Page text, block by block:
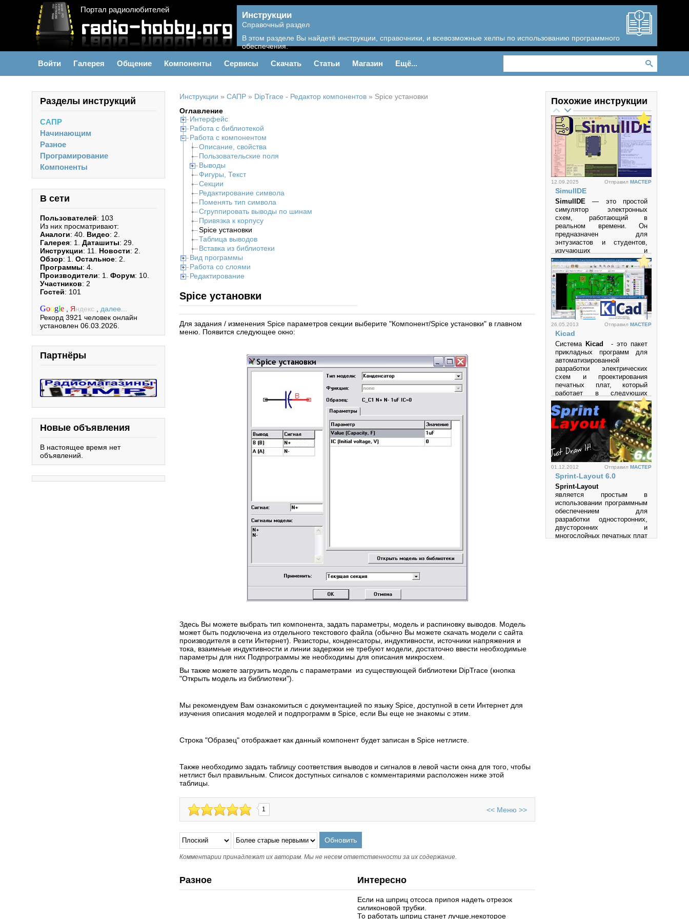
Портал радиолюбителей
Инструкции
Справочный раздел
В этом разделе Вы найдетё инструкции, справочники, и всевозможные хелпы по использованию программного
обеспечения.
Войти Галерея Общение Компоненты Сервисы Скачать Статьи Магазин Ещё...
Разделы инструкций
САПР
Начинающим
Разное
Програмирование
Компоненты
В сети
Пользователей: 103
Из них просматривают:
Аналоги: 40. Видео: 2.
Галерея: 1. Даташиты: 29.
Инструкции: 11. Новости: 2.
Обзор: 1. Остальное: 2.
Программы: 4.
Производители: 1. Форум: 10.
Участников: 2
Гостей: 101
Google Яндекс
далее...
Рекорд 3921 человек онлайн
установлен 06.03.2026.
Партнёры
Новые объявления
В настоящее время нет
объявлений.
Инструкции » САПР » DipTrace - Редактор компонентов » Spice установки
Оглавление
Интерфейс
Работа с библиотекой
Работа с компонентом
Описание, свойства
Пользовательские поля
Выводы
Фигуры, Текст
Секции
Редактирование символа
Поменять тип символа
Сгруппировать выводы по шинам
Привязка к корпусу
Spice установки
Таблица выводов
Вставка из библиотеки
Вид программы
Работа со слоями
Редактирование
Spice установки
Для задания / изменения Spice параметров секции выберите "Компонент/Spice установки" в главном
меню. Появится следующее окно:
Здесь Вы можете выбрать тип компонента, задать параметры, модель и распиновку выводов. Модель
может быть подключена из отдельного текстового файла (обычно Вы можете скачать модели с сайта
производителя в сети Интернет). Резисторы, конденсаторы, индуктивности, источники напряжения и
тока, взаимные индуктивности и линии задержки не требуют модели, достаточно ввести необходимые
параметры для них Подпрограммы же необходимы для описания микросхем.
Вы также можете загрузить модель с параметрами из существующей библиотеки DipTrace (кнопка
"Открыть модель из библиотеки").
Мы рекомендуем Вам ознакомиться с документацией по языку Spice, доступной в сети Интернет для
изучения описания моделей и подпрограмм в Spice, если Вы еще не знакомы с этим.
Строка "Образец" отображает как данный компонент будет записан в Spice нетлисте.
Также необходимо задать таблицу соответствия выводов и сигналов в левой части окна для того, чтобы
нетлист был правильным. Список доступных сигналов с комментариями расположен ниже этой
таблицы.
1 << Меню >>
Комментарии принадлежат их авторам. Мы не несем ответственности за их содержание.
Разное Интересно
Если на шприц отсоса припоя надеть отрезок
силиконовой трубки.
То работать шприц станет лучше,некоторое
Похожие инструкции
12.09.2025 Отправил MACTEP
SimulIDE
SimulIDE — это простой
симулятор электронных
схем, работающий в
реальном времени. Он
предназначен для
энтузиастов и студентов,
изучающих и
экспериментирующих с
аналоговыми и цифровыми
электронными схемами, а
также с
микроконтроллерами.
Программа поддерживает
микроконтроллеры и
микропроцессоры семейств
PIC
AVR и другие.
Просмотров: 27611
26.05.2013 Отправил MACTEP
Kicad
Система Kicad
- это пакет
прикладных программ для
автоматизированной
разработки электрических
схем и проектирования
печатных плат, который
работает в следующих
операционных системах:
• LINUX
• Windows XP
• Mac OS
Просмотров: 46157
01.12.2012 Отправил MACTEP
Sprint-Layout 6.0
Sprint-Layout
является простым в
использовании программным
обеспечением для
разработки односторонних,
двусторонних и
многослойных печатных плат